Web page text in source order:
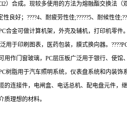
合成。现较多使用的方法为熔融酯交换法（
好；????4、耐疲劳性佳;?????5、耐候性佳
合金可做计算机架，外壳及辅机，打印机零
于印刷图表，医药包装，膜式换向器。
作门窗玻璃，PC层压板广泛用于银行、使
脂用于汽车照明系统，仪表盘系统和内装
连接件，电闸盒、电话总机、配电盘元件，
理想的材料。